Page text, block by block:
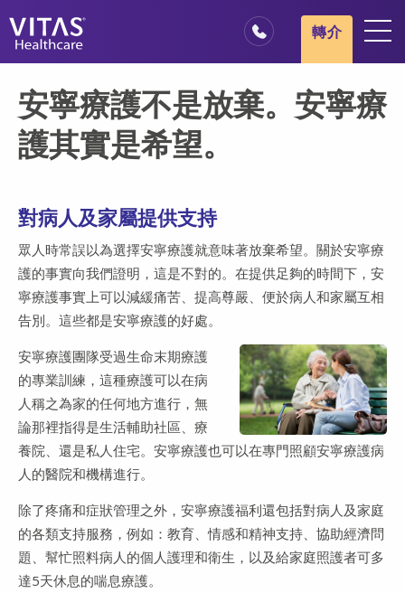
安寧療護基本概述
我們的服務
家庭與照顧者
轉介
安寧療護不是放棄。安寧療
護其實是希望。
對病人及家屬提供支持
眾人時常誤以為選擇安寧療護就意味著放棄希望。關於安寧療
護的事實向我們證明，這是不對的。在提供足夠的時間下，安
寧療護事實上可以減緩痛苦、提高尊嚴、便於病人和家屬互相
告別。這些都是安寧療護的好處。
安寧療護團隊受過生命末期療護
的專業訓練，這種療護可以在病
人稱之為家的任何地方進行，無
論那裡指得是生活輔助社區、療
養院、還是私人住宅。安寧療護也可以在專門照顧安寧療護病
人的醫院和機構進行。
除了疼痛和症狀管理之外，安寧療護福利還包括對病人及家庭
的各類支持服務，例如：教育、情感和精神支持、協助經濟問
題、幫忙照料病人的個人護理和衛生，以及給家庭照護者可多
達5天休息的喘息療護。